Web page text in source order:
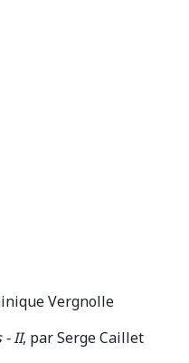
Vergnolle
- II, par Serge Caillet